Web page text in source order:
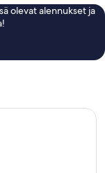
olevat alennukset ja